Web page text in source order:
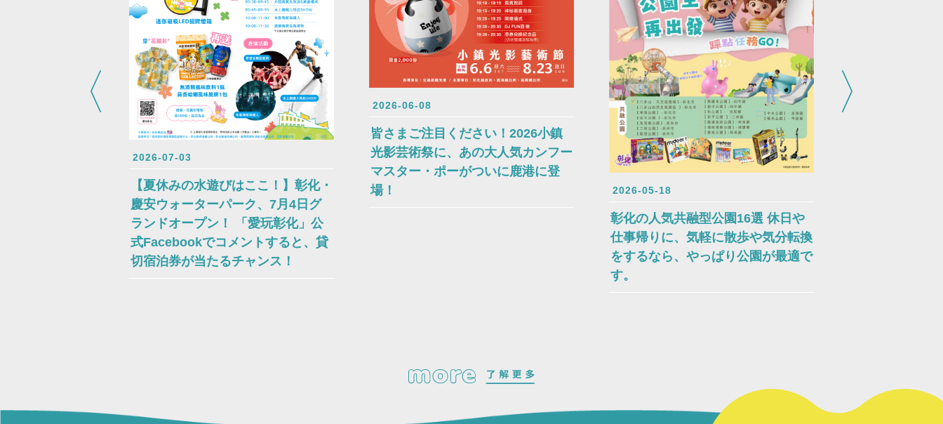
2026-07-03
【夏休みの水遊びはここ！】彰化・
慶安ウォーターパーク、7月4日グ
ランドオープン！ 「愛玩彰化」公
式Facebookでコメントすると、貸
切宿泊券が当たるチャンス！
2026-06-08
皆さまご注目ください！2026小鎮
光影芸術祭に、あの大人気カンフー
マスター・ポーがついに鹿港に登
場！
2026-05-18
彰化の人気共融型公園16選 休日や
仕事帰りに、気軽に散歩や気分転換
をするなら、やっぱり公園が最適で
す。